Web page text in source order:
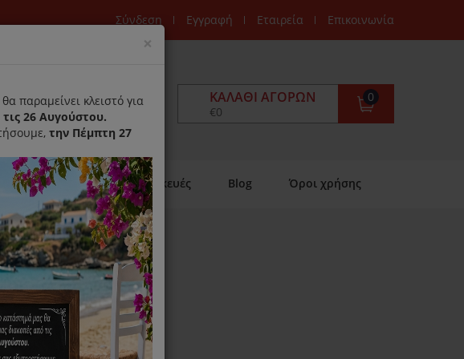
Σύνδεση Εγγραφή Εταιρεία Επικοινωνία
ΚΑΛΆΘΙ ΑΓΟΡΏΝ
0
€0
Κατ'οικον Επισκευές Blog Όροι χρήσης
R129
Σε 1-3 Ημέρες (Διαθέσιμο)
× Close
παραμείνει κλειστό για
26 Αυγούστου.
την Πέμπτη 27